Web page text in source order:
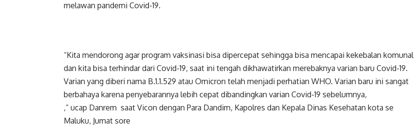
melawan pandemi Covid-19.
“Kita mendorong agar program vaksinasi bisa dipercepat sehingga bisa mencapai kekebalan komunal
dan kita bisa terhindar dari Covid-19, saat ini tengah dikhawatirkan merebaknya varian baru Covid-19.
Varian yang diberi nama B.1.1.529 atau Omicron telah menjadi perhatian WHO. Varian baru ini sangat
berbahaya karena penyebarannya lebih cepat dibandingkan varian Covid-19 sebelumnya,
,” ucap Danrem saat Vicon dengan Para Dandim, Kapolres dan Kepala Dinas Kesehatan kota se
Maluku, Jumat sore